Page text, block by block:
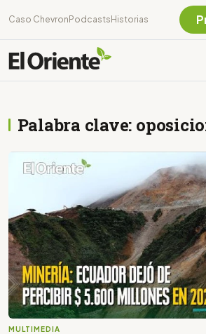
Caso Chevron Podcasts Historias
Palabra clave:
MULTIMEDIA